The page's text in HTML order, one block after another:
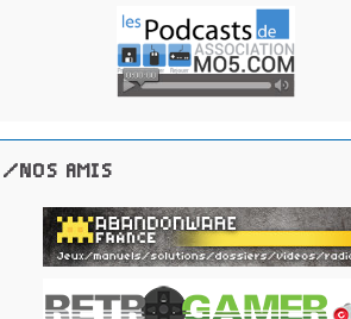
/NOS AMIS